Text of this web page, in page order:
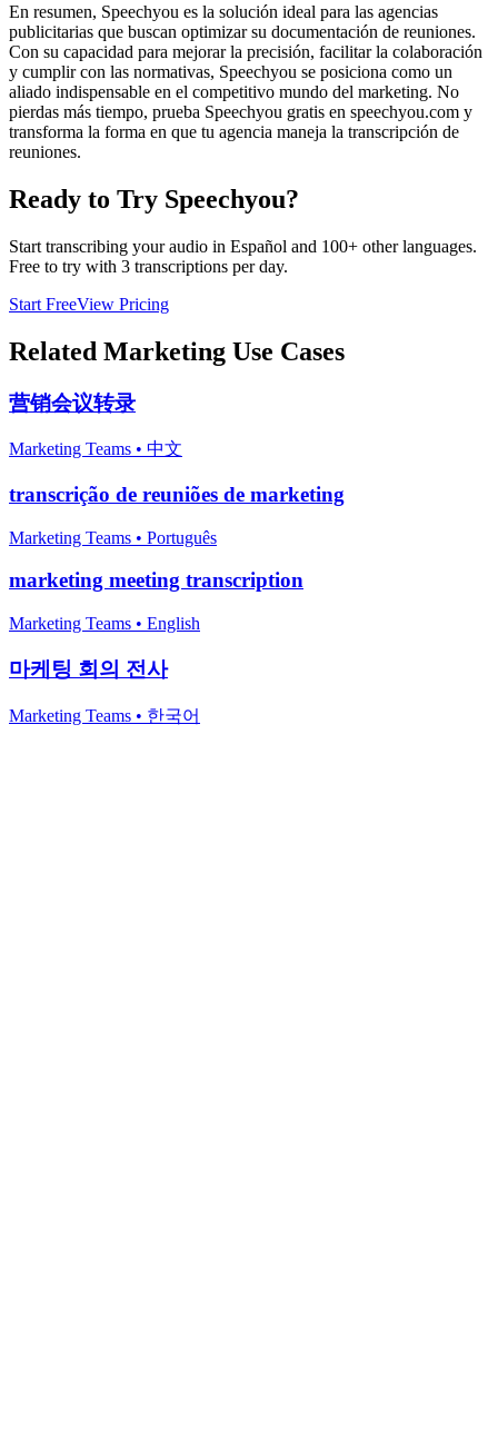
En resumen, Speechyou es la solución ideal para las agencias
publicitarias que buscan optimizar su documentación de reuniones.
Con su capacidad para mejorar la precisión, facilitar la colaboración
y cumplir con las normativas, Speechyou se posiciona como un
aliado indispensable en el competitivo mundo del marketing. No
pierdas más tiempo, prueba Speechyou gratis en speechyou.com y
transforma la forma en que tu agencia maneja la transcripción de
reuniones.
Ready to Try Speechyou?
Start transcribing your audio in Español and 100+ other languages.
Free to try with 3 transcriptions per day.
Start FreeView Pricing
Related Marketing Use Cases
营销会议转录
Marketing Teams • 中文
transcrição de reuniões de marketing
Marketing Teams • Português
marketing meeting transcription
Marketing Teams • English
마케팅 회의 전사
Marketing Teams • 한국어